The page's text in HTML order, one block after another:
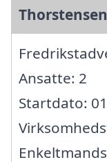
Thorstensen
Ansatte: 2
Startdato: